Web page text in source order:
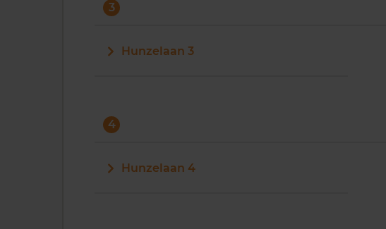
3
Hunzelaan 3
4
Hunzelaan 4